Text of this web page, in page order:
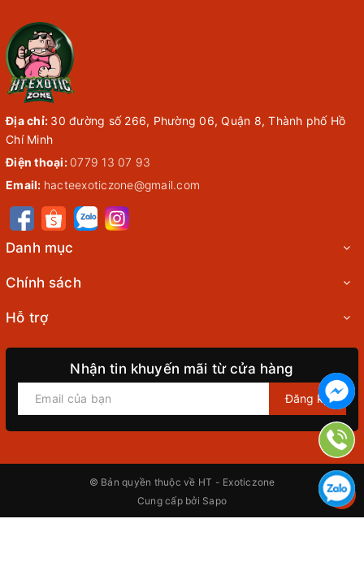
Địa chỉ: 30 đường số 266, Phường 06, Quận 8, Thành phố Hồ
Chí Minh
Điện thoại: 0779 13 07 93
Email: hacteexoticzone@gmail.com
Danh mục
Chính sách
Hỗ trợ
Nhận tin khuyến mãi từ cửa hàng
Đăng ký
© Bản quyền thuộc về HT - Exoticzone
Cung cấp bởi Sapo